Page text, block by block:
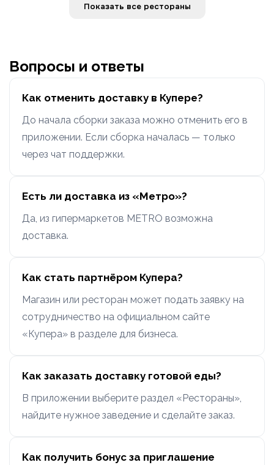
Показать все рестораны
Вопросы и ответы
Как отменить доставку в Купере?
До начала сборки заказа можно отменить его в
приложении. Если сборка началась — только
через чат поддержки.
Есть ли доставка из «Метро»?
Да, из гипермаркетов METRO возможна
доставка.
Как стать партнёром Купера?
Магазин или ресторан может подать заявку на
сотрудничество на официальном сайте
«Купера» в разделе для бизнеса.
Как заказать доставку готовой еды?
В приложении выберите раздел «Рестораны»,
найдите нужное заведение и сделайте заказ.
Как получить бонус за приглашение